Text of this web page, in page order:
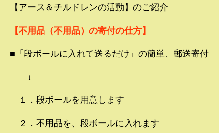
【アース＆チルドレンの活動】のご紹介
【不用品（不用品）の寄付の仕方】
■「段ボールに入れて送るだけ」の簡単、郵送寄付
↓
１．段ボールを用意します
２．不用品を、段ボールに入れます